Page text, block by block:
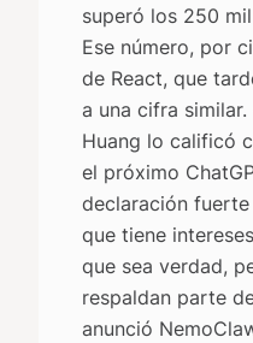
superó los 250
Ese número, por
de React, que
a una cifra
Huang lo calificó
el próximo
declaración
que tiene
que sea verdad,
respaldan parte
anunció